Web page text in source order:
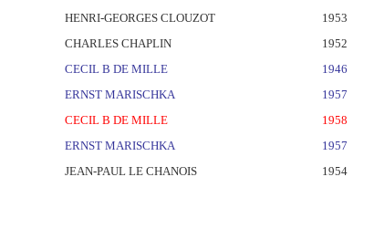
HENRI-GEORGES CLOUZOT 1953
CHARLES CHAPLIN 1952
CECIL B DE MILLE 1946
ERNST MARISCHKA 1957
CECIL B DE MILLE 1958
ERNST MARISCHKA 1957
JEAN-PAUL LE CHANOIS 1954